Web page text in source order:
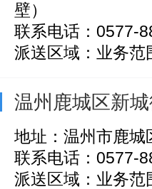
壁）
联系电话：0577-
派送区域：业务范
温州鹿城区新
地址：温州市鹿城
联系电话：0577-
派送区域：业务范